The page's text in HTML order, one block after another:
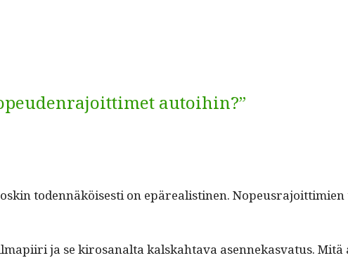
autoihin?”
toden­näköis­es­ti on epäre­al­isti­nen.
ja se kirosanal­ta kalskah­ta­va asen­nekas­va­tus.